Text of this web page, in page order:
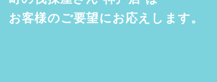
お客様のご要望にお応えします。